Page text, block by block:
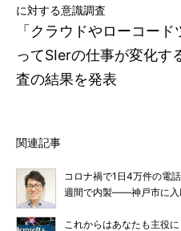
「クラウドやローコー
ってSIerの仕事が変化
査の結果を発表
に対する意識調査
関連記事
コロナ禍で1日4万件の電
週間で内製――神戸市に入
これからはあなたも主役